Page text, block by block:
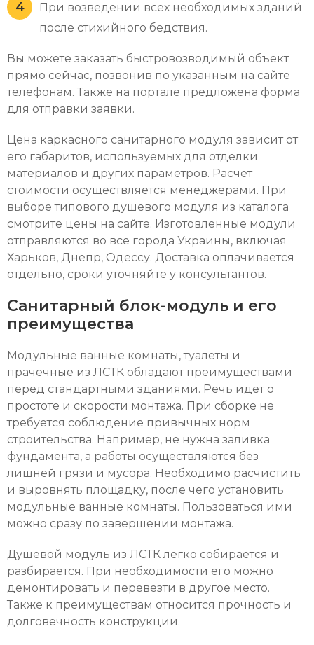
При возведении всех необходимых зданий
после стихийного бедствия.
Вы можете заказать быстровозводимый объект
прямо сейчас, позвонив по указанным на сайте
телефонам. Также на портале предложена форма
для отправки заявки.
Цена каркасного санитарного модуля зависит от
его габаритов, используемых для отделки
материалов и других параметров. Расчет
стоимости осуществляется менеджерами. При
выборе типового душевого модуля из каталога
смотрите цены на сайте. Изготовленные модули
отправляются во все города Украины, включая
Харьков, Днепр, Одессу. Доставка оплачивается
отдельно, сроки уточняйте у консультантов.
Санитарный блок-модуль и его
преимущества
Модульные ванные комнаты, туалеты и
прачечные из ЛСТК обладают преимуществами
перед стандартными зданиями. Речь идет о
простоте и скорости монтажа. При сборке не
требуется соблюдение привычных норм
строительства. Например, не нужна заливка
фундамента, а работы осуществляются без
лишней грязи и мусора. Необходимо расчистить
и выровнять площадку, после чего установить
модульные ванные комнаты. Пользоваться ими
можно сразу по завершении монтажа.
Душевой модуль из ЛСТК легко собирается и
разбирается. При необходимости его можно
демонтировать и перевезти в другое место.
Также к преимуществам относится прочность и
долговечность конструкции.